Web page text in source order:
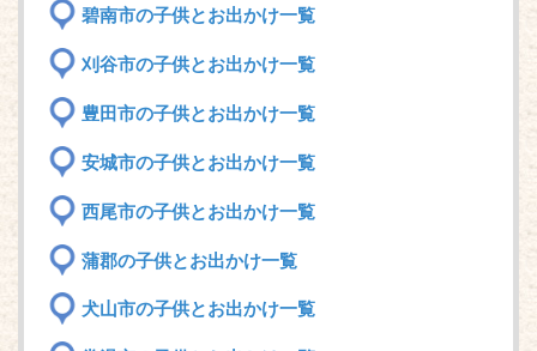
碧南市の子供とお出かけ一覧
刈谷市の子供とお出かけ一覧
豊田市の子供とお出かけ一覧
安城市の子供とお出かけ一覧
西尾市の子供とお出かけ一覧
蒲郡の子供とお出かけ一覧
犬山市の子供とお出かけ一覧